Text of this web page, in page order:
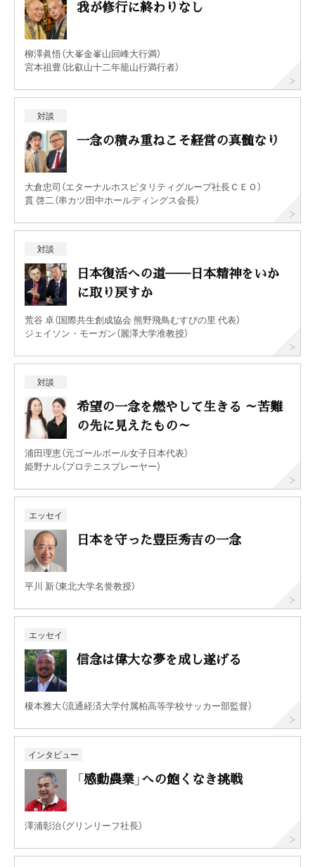
我が修行に終わりなし
柳澤眞悟（大峯金峯山回峰大行満）
宮本祖豊（比叡山十二年籠山行満行者）
対談
一念の積み重ねこそ経営の真髄なり
大倉忠司（エターナルホスピタリティグループ社長ＣＥＯ）
貫 啓二（串カツ田中ホールディングス会長）
対談
日本復活への道──日本精神をいか
に取り戻すか
荒谷 卓（国際共生創成協会 熊野飛鳥むすびの里 代表）
ジェイソン・モーガン（麗澤大学准教授）
対談
希望の一念を燃やして生きる ～苦難
の先に見えたもの～
浦田理恵（元ゴールボール女子日本代表）
姫野ナル（プロテニスプレーヤー）
エッセイ
日本を守った豊臣秀吉の一念
平川 新（東北大学名誉教授）
エッセイ
信念は偉大な夢を成し遂げる
榎本雅大（流通経済大学付属柏高等学校サッカー部監督）
インタビュー
「感動農業」への飽くなき挑戦
澤浦彰治（グリンリーフ社長）